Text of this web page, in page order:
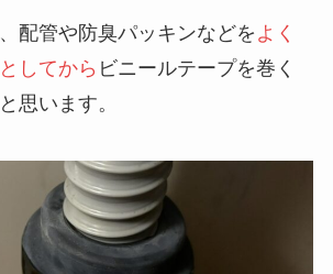
配管や防臭パッキンなどを よく
してから ビニールテープを巻く
思います。